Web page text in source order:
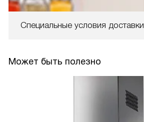
Специальные условия доставки
Может быть полезно